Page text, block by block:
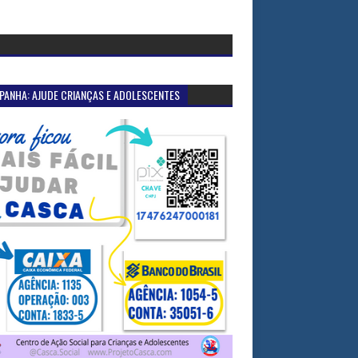
AJUDE CRIANÇAS E ADOLESCENTES